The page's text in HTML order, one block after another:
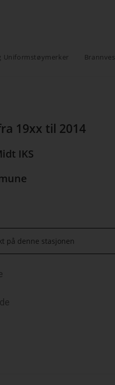
Uniformstøymerker
19xx til 2014
IKS
på denne stasjonen